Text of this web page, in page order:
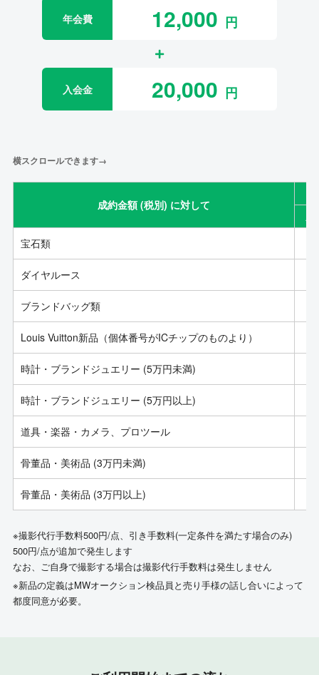
年会費 12,000
入会金 20,000
横スクロールできます→
成約金額 (税別) に対して
宝石類
ダイヤルース
ブランドバッグ類
Louis Vuitton新品（個体番号がICチップのものより）
時計・ブランドジュエリー (5万円未満)
時計・ブランドジュエリー (5万円以上)
道具・楽器・カメラ、プロツール
骨董品・美術品 (3万円未満)
骨董品・美術品 (3万円以上)
※撮影代行手数料500円/点、引き手数料(一定条件を満たす場合のみ)
500円/点が追加で発生します
なお、ご自身で撮影する場合は撮影代行手数料は発生しません
※新品の定義はMWオークション検品員と売り手様の話し合いによって
都度同意が必要。